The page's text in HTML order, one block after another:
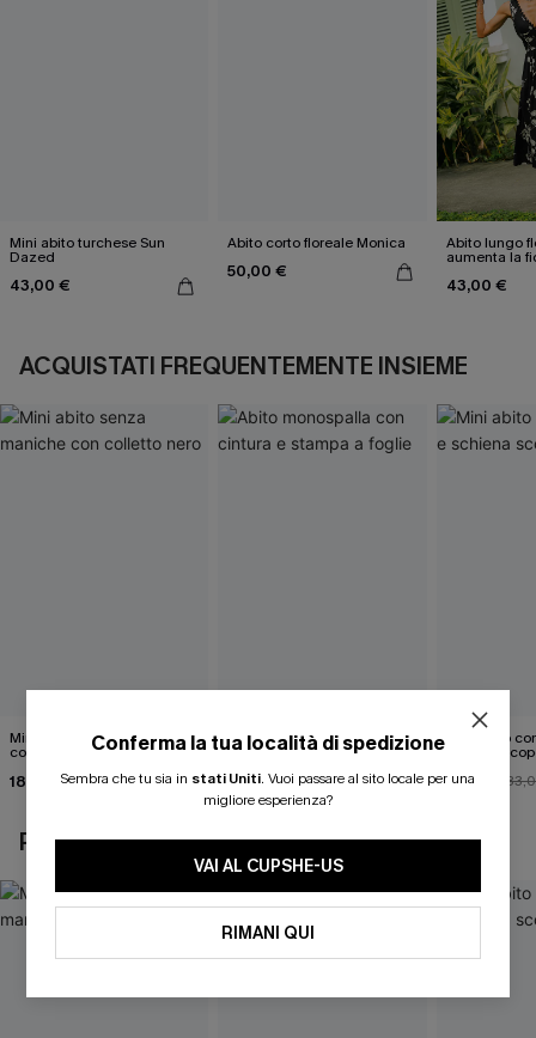
Mini abito turchese Sun
Dazed
43,00 €
Abito corto floreale Monica
50,00 €
Abito lungo
aumenta la
43,00 €
ACQUISTATI FREQUENTEMENTE INSIEME
Mini abito senza maniche
con colletto nero
18,90 €
Abito monospalla con
cintura e stampa a foglie
26,90 €
Mini abito
schiena
26,00 €
POTREBBE INTERESSARTI ANCHE
Conferma la tua località di spedizione
Sembra che tu sia in stati Uniti. Vuoi passare al sito locale per una
migliore esperienza?
VAI AL CUPSHE-US
RIMANI QUI